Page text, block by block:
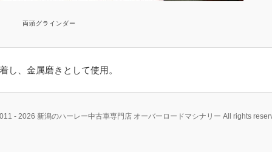
両頭グラインダー
し、金属磨きとして使用。
- 2026 新潟のハーレー中古車専門店 オーバーロードマシナリー All rights